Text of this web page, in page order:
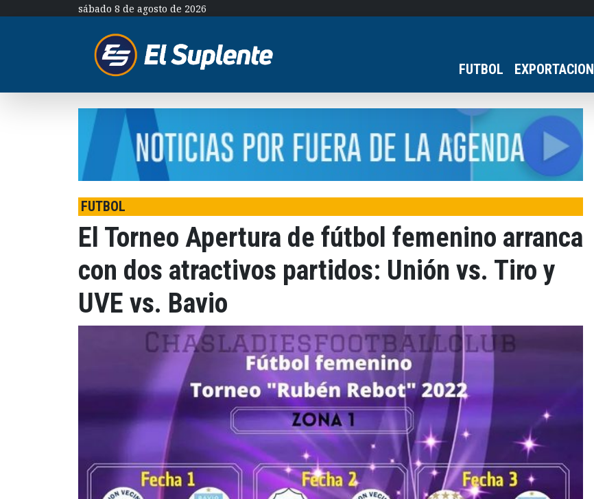
sábado 8 de agosto de 2026
FUTBOL EXPORTACION
FUTBOL
El Torneo Apertura de fútbol femenino arranca
con dos atractivos partidos: Unión vs. Tiro y
UVE vs. Bavio